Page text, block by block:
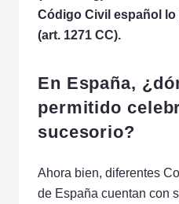
Código Civil español
(art. 1271 CC).
En España, ¿ d
permitido
sucesorio?
Ahora bien, diferentes
de España cuentan con